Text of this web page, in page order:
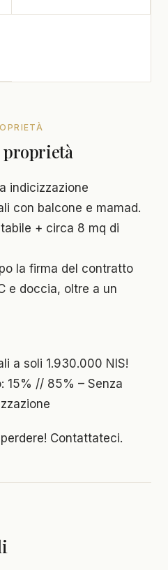
proprietà
indicizzazione
con balcone e mamad.
+ circa 8 mq di
la firma del contratto
e doccia, oltre a un
a soli 1.930.000 NIS!
15% // 85% – Senza
Contattateci.